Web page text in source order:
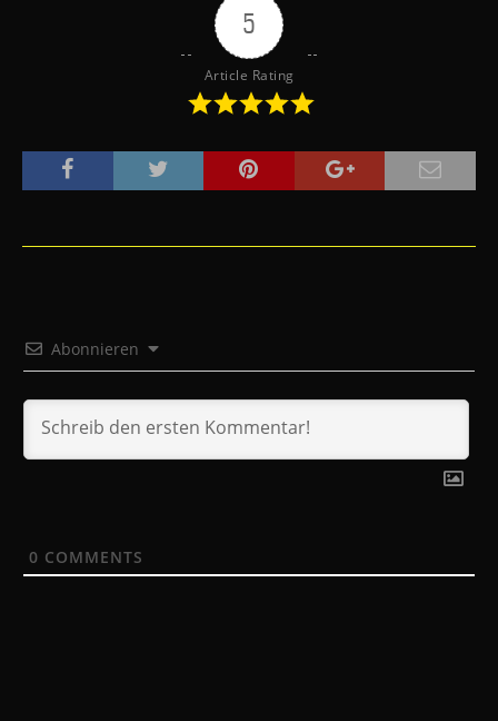
5
Article Rating
Abonnieren
0 COMMENTS